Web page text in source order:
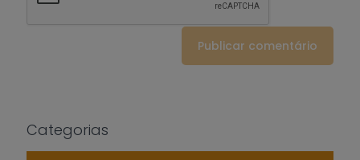
Categorias